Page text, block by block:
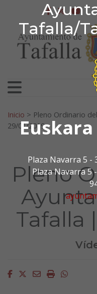
Tafalla/
Euskara
Plaza Navarra 5 -
Plaza Navarra 5
Ir al contenidofacebook
Search for:
Inicio > Pleno Ordinario
29/01/2019
Pleno
Tafalla
Facebook
Twitter
EmailImprimir